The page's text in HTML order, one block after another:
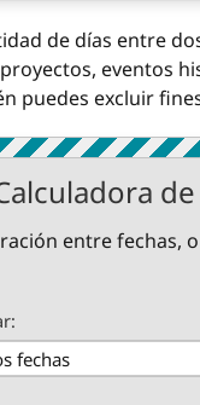
de días entre
eventos
puedes excluir
entre fechas,